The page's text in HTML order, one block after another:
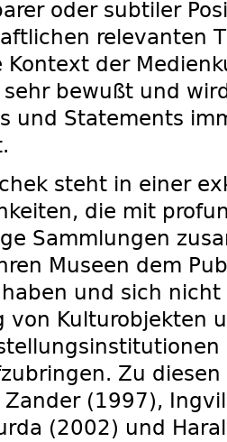
oder subtiler
relevanten
Kontext der
sehr bewußt und
und Statements
steht in einer
die mit
Sammlungen
Museen dem
und sich
von Kulturobjekten
Zu
Zander (1997),
(2002) und